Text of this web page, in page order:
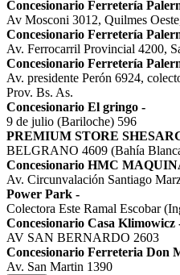
Concesionario Ferretería
Av Mosconi 3012, Quilmes
Concesionario Ferretería
Av. Ferrocarril Provincial 4200,
Concesionario Ferretería
Av. presidente Perón 6924,
Prov. Bs. As.
Concesionario El gringo -
9 de julio (Bariloche) 596
PREMIUM STORE
BELGRANO 4609 (Bahía
Concesionario HMC
Av. Circunvalación Santiago
Power Park -
Colectora Este Ramal Escobar
Concesionario Casa Klimowicz
AV SAN BERNARDO 2603
Concesionario Ferreteria Don
Av. San Martin 1390